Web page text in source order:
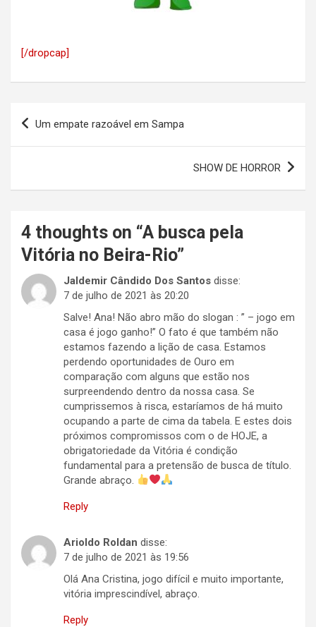
[/dropcap]
Navegação
Um empate razoável em Sampa
SHOW DE HORROR
4 thoughts on “A busca pela
Vitória no Beira-Rio”
Jaldemir Cândido Dos Santos disse:
7 de julho de 2021 às 20:20
Salve! Ana! Não abro mão do slogan : ” – jogo em
casa é jogo ganho!” O fato é que também não
estamos fazendo a lição de casa. Estamos
perdendo oportunidades de Ouro em
comparação com alguns que estão nos
surpreendendo dentro da nossa casa. Se
cumprissemos à risca, estaríamos de há muito
ocupando a parte de cima da tabela. E estes dois
próximos compromissos com o de HOJE, a
obrigatoriedade da Vitória é condição
fundamental para a pretensão de busca de título.
Grande abraço.
Reply
Arioldo Roldan disse:
7 de julho de 2021 às 19:56
Olá Ana Cristina, jogo difícil e muito importante,
vitória imprescindível, abraço.
Reply